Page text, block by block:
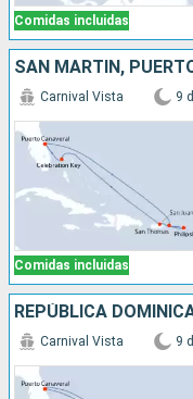
Comidas incluidas
Comidas incluidas
Carnival Vista 9 d
Carnival Vista 9 d